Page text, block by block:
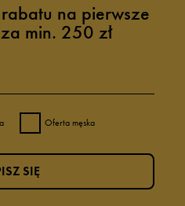
na pierwsze
min. 250 zł
Oferta męska
SIĘ